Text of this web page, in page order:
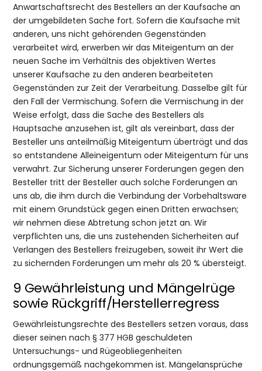
Anwartschaftsrecht des Bestellers an der Kaufsache an
der umgebildeten Sache fort. Sofern die Kaufsache mit
anderen, uns nicht gehörenden Gegenständen
verarbeitet wird, erwerben wir das Miteigentum an der
neuen Sache im Verhältnis des objektiven Wertes
unserer Kaufsache zu den anderen bearbeiteten
Gegenständen zur Zeit der Verarbeitung. Dasselbe gilt für
den Fall der Vermischung. Sofern die Vermischung in der
Weise erfolgt, dass die Sache des Bestellers als
Hauptsache anzusehen ist, gilt als vereinbart, dass der
Besteller uns anteilmäßig Miteigentum überträgt und das
so entstandene Alleineigentum oder Miteigentum für uns
verwahrt. Zur Sicherung unserer Forderungen gegen den
Besteller tritt der Besteller auch solche Forderungen an
uns ab, die ihm durch die Verbindung der Vorbehaltsware
mit einem Grundstück gegen einen Dritten erwachsen;
wir nehmen diese Abtretung schon jetzt an. Wir
verpflichten uns, die uns zustehenden Sicherheiten auf
Verlangen des Bestellers freizugeben, soweit ihr Wert die
zu sichernden Forderungen um mehr als 20 % übersteigt.
9 Gewährleistung und Mängelrüge
sowie Rückgriff/Herstellerregress
Gewährleistungsrechte des Bestellers setzen voraus, dass
dieser seinen nach § 377 HGB geschuldeten
Untersuchungs- und Rügeobliegenheiten
ordnungsgemäß nachgekommen ist. Mängelansprüche